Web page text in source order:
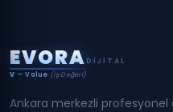
EVORA DIJITAL
V — Value (İş Değeri)
Ankara merkezli profesyonel